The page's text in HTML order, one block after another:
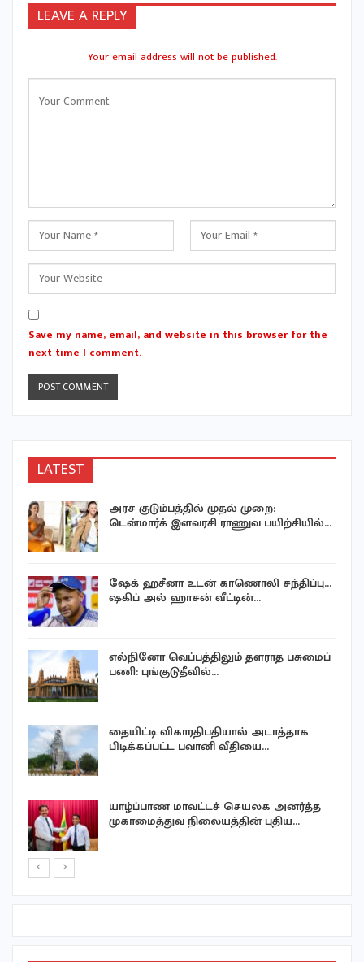
LEAVE A REPLY
Your email address will not be published.
Save my name, email, and website in this browser for the
next time I comment.
LATEST
அரச குடும்பத்தில் முதல் முறை:
டென்மார்க் இளவரசி ராணுவ பயிற்சியில்…
ஷேக் ஹசீனா உடன் காணொலி சந்திப்பு…
ஷகிப் அல் ஹாசன் வீட்டின்…
எல்நினோ வெப்பத்திலும் தளராத பசுமைப்
பணி: புங்குடுதீவில்…
தையிட்டி விகாரதிபதியால் அடாத்தாக
பிடிக்கப்பட்ட பவானி வீதியை…
யாழ்ப்பாண மாவட்டச் செயலக அனர்த்த
முகாமைத்துவ நிலையத்தின் புதிய…